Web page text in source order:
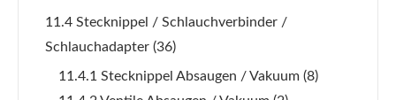
11.4 Stecknippel / Schlauchverbinder /
Schlauchadapter (36)
11.4.1 Stecknippel Absaugen / Vakuum (8)